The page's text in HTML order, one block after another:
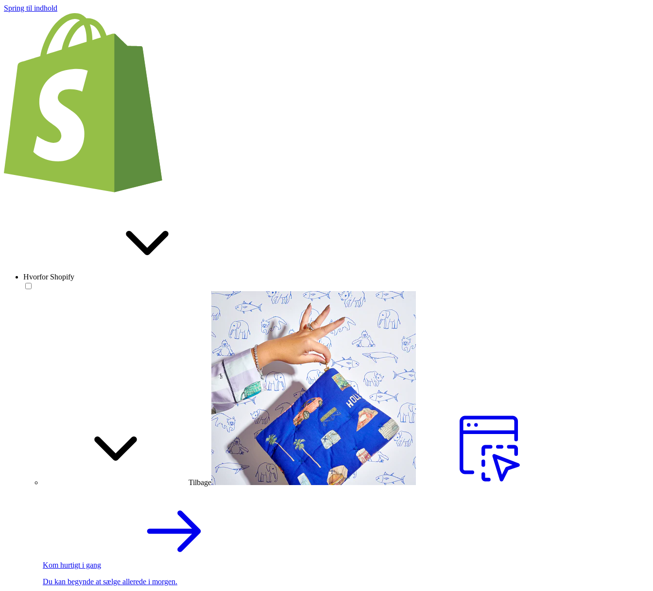
Spring til indhold
Hvorfor Shopify
Tilbage
Kom hurtigt i gang
Du kan begynde at sælge allerede i morgen.